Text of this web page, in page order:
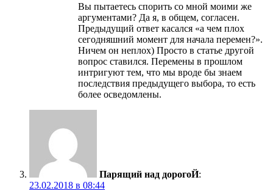
Вы пытаетесь спорить со мной моими же
аргументами? Да я, в общем, согласен.
Предыдущий ответ касался «а чем плох
сегодняшний момент для начала перемен?».
Ничем он неплох) Просто в статье другой
вопрос ставился. Перемены в прошлом
интригуют тем, что мы вроде бы знаем
последствия предыдущего выбора, то есть
более осведомлены.
Парящий над дорогоЙ:
23.02.2018 в 08:44